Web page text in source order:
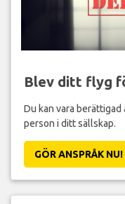
Blev ditt flyg
Du kan vara
person i ditt sällskap.
GÖR ANSPRÅK NU!